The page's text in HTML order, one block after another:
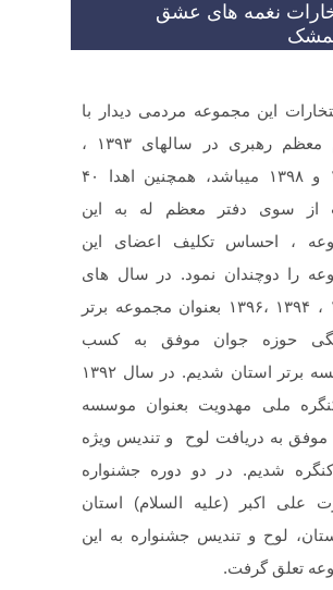
نغمه های عشق
این مجموعه مردمی دیدار با
مقام معظم رهبری در سالهای ۱۳۹۳ ،
۱۳۹۷ و ۱۳۹۸ میباشد، همچنین اهدا ۴۰
از سوی دفتر معظم له به این
، احساس تکلیف اعضای این
را دوچندان نمود. در سال های
۱۳۹۲ ، ۱۳۹۴ ،۱۳۹۶ بعنوان مجموعه برتر
حوزه جوان موفق به کسب
موسسه برتر استان شدیم. در سال ۱۳۹۲
ملی مهدویت بعنوان موسسه
موفق به دریافت لوح و تندیس ویژه
شدیم. در دو دوره جشنواره
علی اکبر (علیه السلام) استان
لوح و تندیس جشنواره به این
تعلق گرفت.